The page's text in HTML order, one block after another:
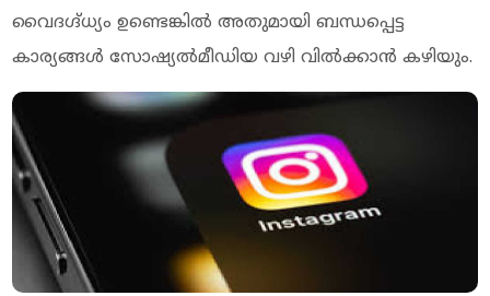
വൈദഗ്ദ്ധ്യം ഉണ്ടെങ്കില്‍ അതുമായി ബന്ധപ്പെട്ട
കാര്യങ്ങള്‍ സോഷ്യല്‍മീഡിയ വഴി വില്‍ക്കാന്‍ കഴിയും.